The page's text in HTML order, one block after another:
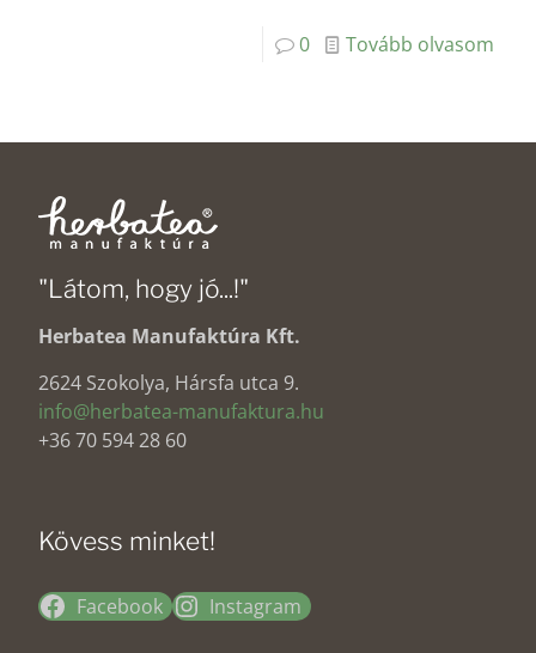
0 Tovább olvasom
"Látom, hogy jó...!"
Herbatea Manufaktúra Kft.
2624 Szokolya, Hársfa utca 9.
info@herbatea-manufaktura.hu
+36 70 594 28 60
Kövess minket!
Facebook Instagram